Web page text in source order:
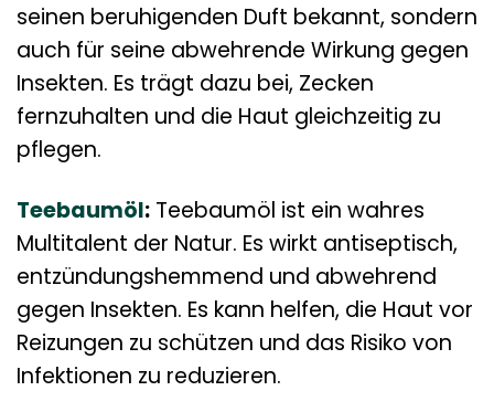
seinen beruhigenden Duft bekannt, sondern
auch für seine abwehrende Wirkung gegen
Insekten. Es trägt dazu bei, Zecken
fernzuhalten und die Haut gleichzeitig zu
pflegen.
Teebaumöl: Teebaumöl ist ein wahres
Multitalent der Natur. Es wirkt antiseptisch,
entzündungshemmend und abwehrend
gegen Insekten. Es kann helfen, die Haut vor
Reizungen zu schützen und das Risiko von
Infektionen zu reduzieren.